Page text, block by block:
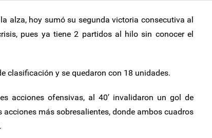
alza, hoy sumó su segunda victoria consecutiva al
pues ya tiene 2 partidos al hilo sin conocer el
clasificación y se quedaron con 18 unidades.
acciones ofensivas, al 40′ invalidaron un gol de
más sobresalientes, donde ambos cuadros